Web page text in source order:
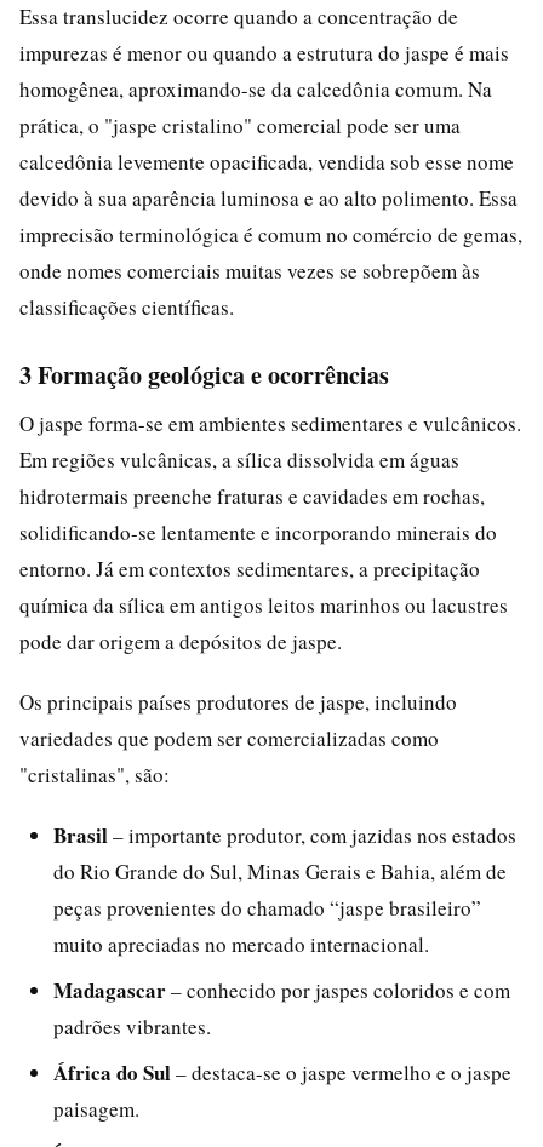
Essa translucidez ocorre quando a concentração de
impurezas é menor ou quando a estrutura do jaspe é mais
homogênea, aproximando-se da calcedônia comum. Na
prática, o "jaspe cristalino" comercial pode ser uma
calcedônia levemente opacificada, vendida sob esse nome
devido à sua aparência luminosa e ao alto polimento. Essa
imprecisão terminológica é comum no comércio de gemas,
onde nomes comerciais muitas vezes se sobrepõem às
classificações científicas.
3 Formação geológica e ocorrências
O jaspe forma-se em ambientes sedimentares e vulcânicos.
Em regiões vulcânicas, a sílica dissolvida em águas
hidrotermais preenche fraturas e cavidades em rochas,
solidificando-se lentamente e incorporando minerais do
entorno. Já em contextos sedimentares, a precipitação
química da sílica em antigos leitos marinhos ou lacustres
pode dar origem a depósitos de jaspe.
Os principais países produtores de jaspe, incluindo
variedades que podem ser comercializadas como
"cristalinas", são:
Brasil– importante produtor, com jazidas nos estados
do Rio Grande do Sul, Minas Gerais e Bahia, além de
peças provenientes do chamado “jaspe brasileiro”
muito apreciadas no mercado internacional.
Madagascar– conhecido por jaspes coloridos e com
padrões vibrantes.
África do Sul– destaca-se o jaspe vermelho e o jaspe
paisagem.